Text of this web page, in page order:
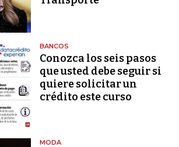
BANCOS
Conozca los seis pasos
que usted debe seguir si
quiere solicitar un
crédito este curso
MODA